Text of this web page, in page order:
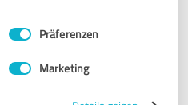
Präferenzen
Marketing